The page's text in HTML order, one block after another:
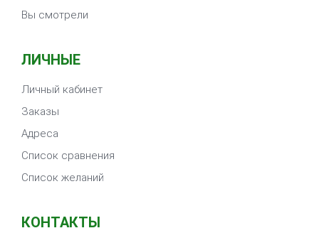
Вы смотрели
ЛИЧНЫЕ
Личный кабинет
Заказы
Адреса
Список сравнения
Список желаний
КОНТАКТЫ